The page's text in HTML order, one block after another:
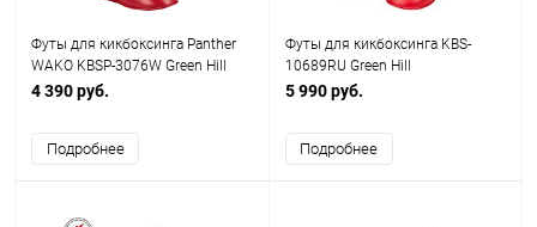
Футы для кикбоксинга Panther
WAKO KBSP-3076W Green Hill
4 390 руб.
Подробнее
Футы для кикбоксинга KBS-
10689RU Green Hill
5 990 руб.
Подробнее